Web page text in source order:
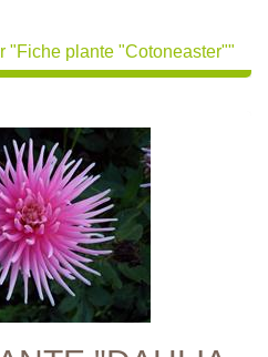
"Fiche plante "Cotoneaster""